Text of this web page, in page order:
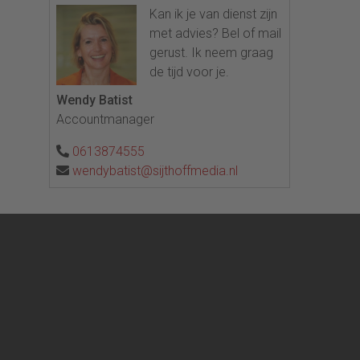
Kan ik je van dienst zijn
met advies? Bel of mail
gerust. Ik neem graag
de tijd voor je.
Wendy Batist
Accountmanager
0613874555
wendybatist@sijthoffmedia.nl